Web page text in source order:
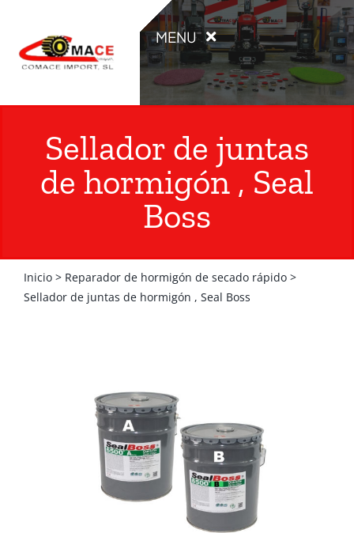
contenido
MENU
INICIO
PRODUCTOS
ALQUILER
Sellador de juntas
de hormigón , Seal
Boss
Inicio> Reparador de hormigón de secado rápido>
Sellador de juntas de hormigón , Seal Boss